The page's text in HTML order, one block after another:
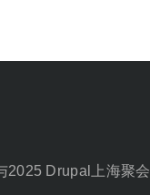
2025 Drupal上海聚会